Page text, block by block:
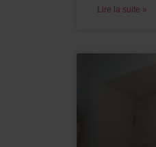
Lire la suite »